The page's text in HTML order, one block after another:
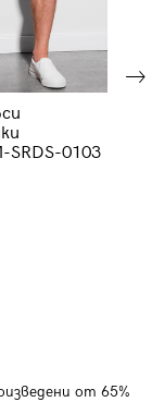
SRDS-0103
от 65%